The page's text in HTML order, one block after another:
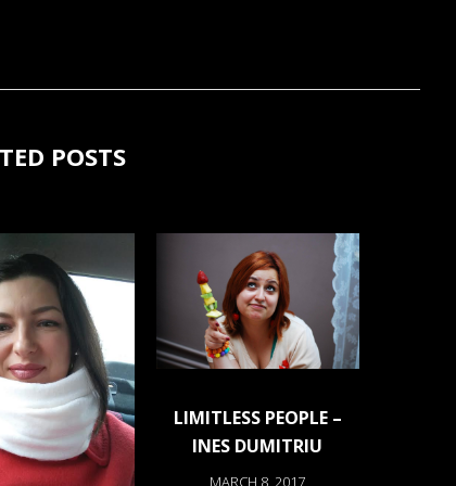
POSTS
LIMITLESS PEOPLE –
INES DUMITRIU
MARCH 8, 2017